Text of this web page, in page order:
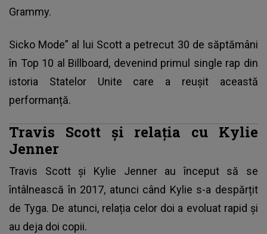
Grammy.
Sicko Mode” al lui Scott a petrecut 30 de săptămâni
în Top 10 al Billboard, devenind primul single rap din
istoria Statelor Unite care a reușit această
performanță.
Travis Scott și relația cu Kylie
Jenner
Travis Scott și Kylie Jenner au început să se
întâlnească în 2017, atunci când Kylie s-a despărțit
de Tyga. De atunci, relația celor doi a evoluat rapid și
au deja doi copii.